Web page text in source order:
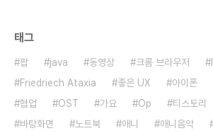
태그
팝 java 동영상 크롬 브라우저
Friedriech Ataxia
좋은 UX 아이폰
협업
OST 가요 Op 티스토리
바탕화면
노트북 애니 애니음악